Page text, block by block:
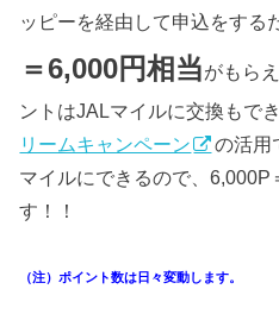
ッピーを経由して申込をする
＝6,000円相当がもら
ントはJALマイルに交換もで
リームキャンペーン
の活用
マイルにできるので、6,000P
す！！
（注）ポイント数は日々変動します。